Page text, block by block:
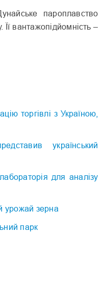
пароплавство
вантажопідйомність –
торгівлі з Україною,
український
для аналізу
урожай зерна
парк